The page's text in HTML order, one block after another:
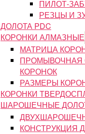
ПИЛОТ-
РЕЗЦЫ И
ДОЛОТА PDC
КОРОНКИ АЛМАЗНЫЕ
МАТРИЦА
ПРОМЫВОЧНАЯ
КОРОНОК
РАЗМЕРЫ
КОРОНКИ
ШАРОШЕЧНЫЕ
КОНСТРУКЦИЯ